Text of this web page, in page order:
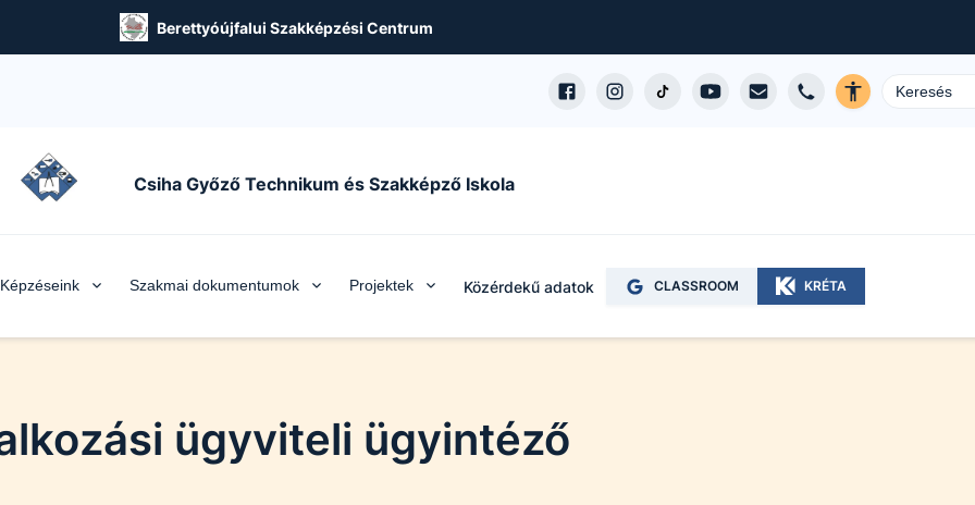
Berettyóújfalui Szakképzési Centrum
Csiha Győző Technikum és Szakképző Iskola
Képzéseink Szakmai dokumentumok Projektek Közérdekű adatok CLASSROOM KRÉTA
ügyviteli ügyintéző